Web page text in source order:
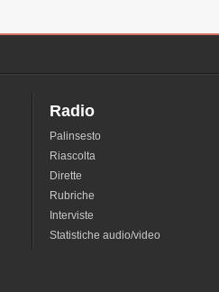
Radio
Palinsesto
Riascolta
Dirette
Rubriche
Interviste
Statistiche audio/video